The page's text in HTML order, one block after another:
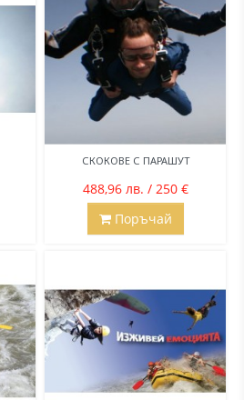
СКОКОВЕ С ПАРАШУТ
488,96 лв. / 250 €
Поръчай